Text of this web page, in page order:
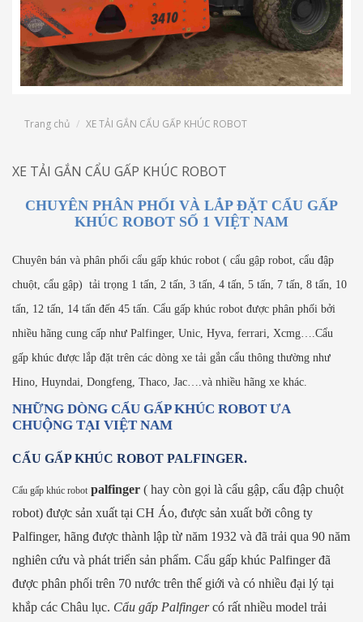
Trang chủ XE TẢI GẮN CẨU GẤP KHÚC ROBOT
XE TẢI GẮN CẨU GẤP KHÚC ROBOT
CHUYÊN PHÂN PHỐI VÀ LẮP ĐẶT CẨU GẤP
KHÚC ROBOT SỐ 1 VIỆT NAM
Chuyên bán và phân phối cẩu gấp khúc robot ( cẩu gập robot, cẩu đập
chuột, cẩu gập) tải trọng 1 tấn, 2 tấn, 3 tấn, 4 tấn, 5 tấn, 7 tấn, 8 tấn, 10
tấn, 12 tấn, 14 tấn đến 45 tấn. Cẩu gấp khúc robot được phân phối bởi
nhiều hãng cung cấp như Palfinger, Unic, Hyva, ferrari, Xcmg….Cẩu
gấp khúc được lắp đặt trên các dòng xe tải gắn cẩu thông thường như
Hino, Huyndai, Dongfeng, Thaco, Jac….và nhiều hãng xe khác.
NHỮNG DÒNG CẨU GẤP KHÚC ROBOT ƯA
CHUỘNG TẠI VIỆT NAM
CẨU GẤP KHÚC ROBOT PALFINGER.
Cẩu gấp khúc robot palfinger ( hay còn gọi là cẩu gập, cẩu đập chuột
robot) được sản xuất tại CH Áo, được sản xuất bởi công ty
Palfinger, hãng được thành lập từ năm 1932 và đã trải qua 90 năm
nghiên cứu và phát triển sản phẩm. Cẩu gấp khúc Palfinger đã
được phân phối trên 70 nước trên thế giới và có nhiều đại lý tại
khắp các Châu lục. Cẩu gấp Palfingercó rất nhiều model trải